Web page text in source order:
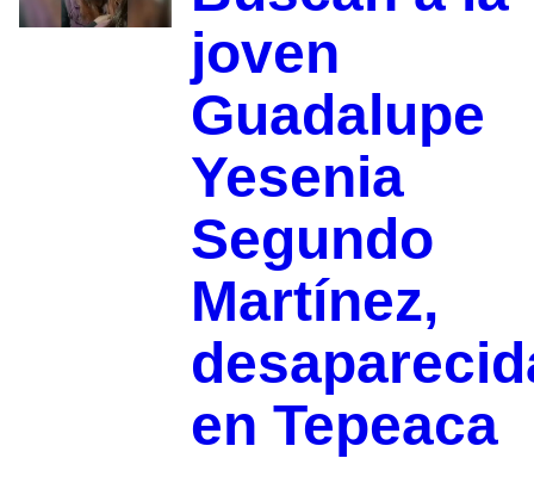
joven
Guadalupe
Yesenia
Segundo
Martínez,
en Tepeaca